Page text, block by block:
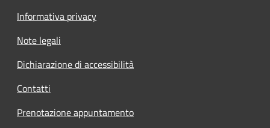
Informativa privacy
Note legali
Dichiarazione di accessibilità
Contatti
Prenotazione appuntamento